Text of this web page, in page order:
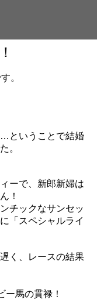
。
ということで結婚
。
ーで、新郎新婦は
！
チックなサンセッ
「スペシャルライ
く、レースの結果
ー馬の貫禄！